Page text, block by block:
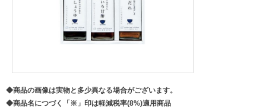
◆商品の画像は実物と多少異なる場合がございます。
◆商品名につづく「※」印は軽減税率(8%)適用商品